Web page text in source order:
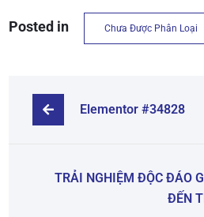
Posted in Chưa Được Phân Loại
Elementor #34828
TRẢI NGHIỆM ĐỘC ĐÁO
ĐẾN